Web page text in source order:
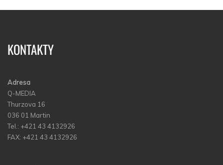
KONTAKTY
Adresa
Q-MEDIA
Thurzova 16
036 01 Martin
Tel.: +421 43 4132926
FAX: +421 43 4132926